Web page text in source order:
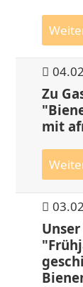
Zu
mit